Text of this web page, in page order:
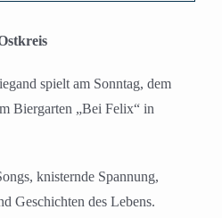
spielt am Sonntag, dem
Biergarten „Bei Felix“ in
knisternde Spannung,
Geschichten des Lebens.